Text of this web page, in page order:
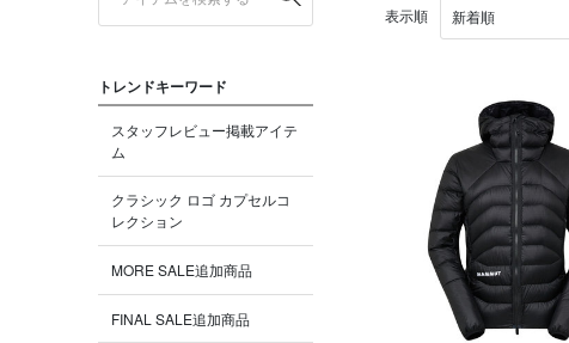
トレンドキーワード
スタッフレビュー掲載アイテ
ム
クラシック ロゴ カプセルコ
レクション
MORE SALE追加商品
FINAL SALE追加商品
表示順